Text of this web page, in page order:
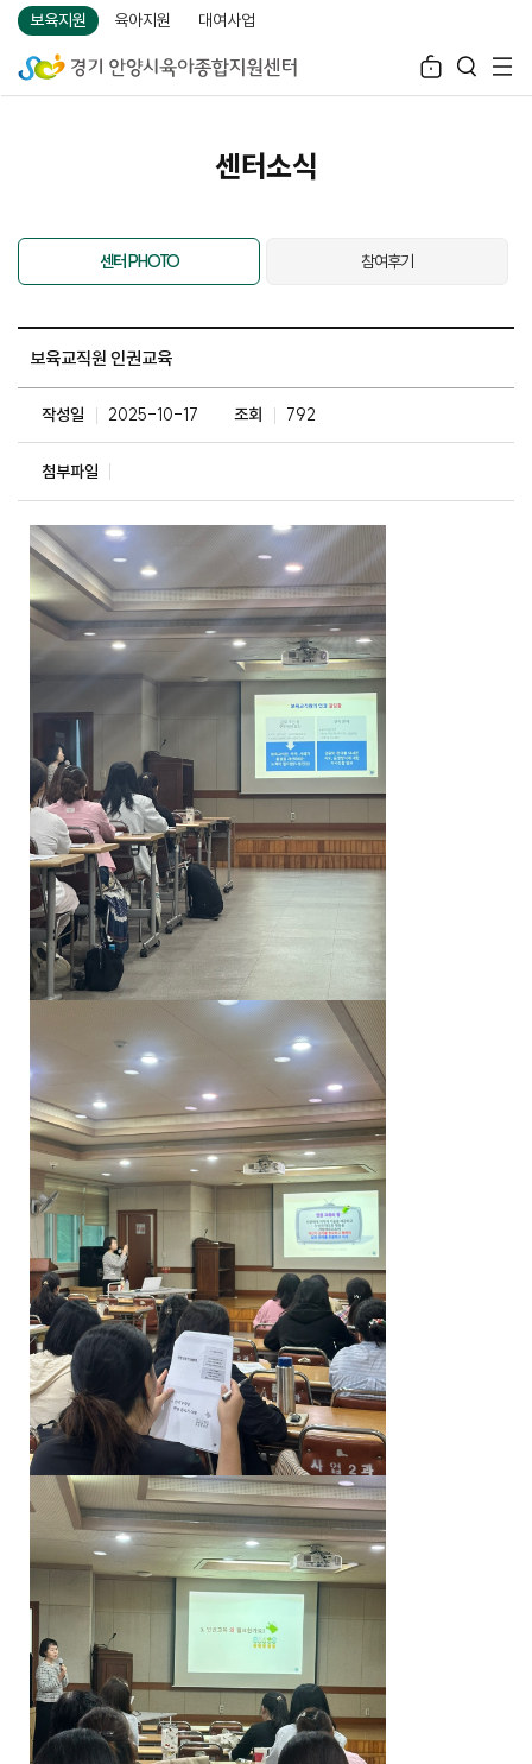
보육지원 육아지원 대여사업
센터소식
센터 PHOTO 참여후기
보육교직원 인권교육
작성일 2025-10-17 조회 792
첨부파일